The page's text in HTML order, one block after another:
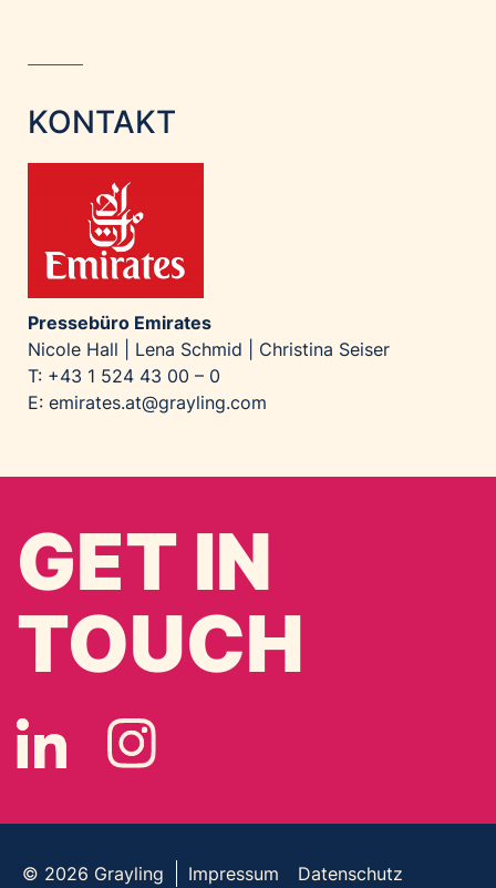
KONTAKT
Pressebüro Emirates
Nicole Hall | Lena Schmid | Christina Seiser
T: +43 1 524 43 00 – 0
E: emirates.at@grayling.com
GET IN
TOUCH
© 2026 Grayling Impressum Datenschutz